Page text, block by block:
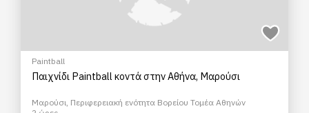
Paintball
Παιχνίδι Paintball κοντά στην Αθήνα, Μαρούσι
Μαρούσι, Περιφερειακή ενότητα Βορείου Τομέα Αθηνών